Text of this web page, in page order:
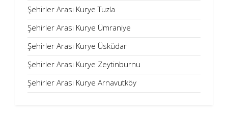
Şehirler Arası Kurye Tuzla
Şehirler Arası Kurye Ümraniye
Şehirler Arası Kurye Üsküdar
Şehirler Arası Kurye Zeytinburnu
Şehirler Arası Kurye Arnavutköy